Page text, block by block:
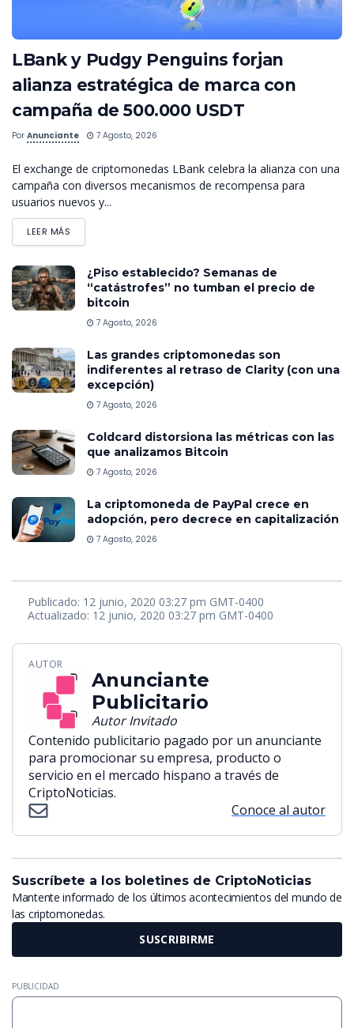
LBank y Pudgy Penguins forjan
alianza estratégica de marca con
campaña de 500.000 USDT
Por Anunciante 7 Agosto, 2026
El exchange de criptomonedas LBank celebra la alianza con una
campaña con diversos mecanismos de recompensa para
usuarios nuevos y...
LEER MÁS
¿Piso establecido? Semanas de
“catástrofes” no tumban el precio de
bitcoin
7 Agosto, 2026
Las grandes criptomonedas son
indiferentes al retraso de Clarity (con una
excepción)
7 Agosto, 2026
Coldcard distorsiona las métricas con las
que analizamos Bitcoin
7 Agosto, 2026
La criptomoneda de PayPal crece en
adopción, pero decrece en capitalización
7 Agosto, 2026
Publicado: 12 junio, 2020 03:27 pm GMT-0400
Actualizado: 12 junio, 2020 03:27 pm GMT-0400
AUTOR
Anunciante
Publicitario
Autor Invitado
Contenido publicitario pagado por un anunciante
para promocionar su empresa, producto o
servicio en el mercado hispano a través de
CriptoNoticias.
Conoce al autor
Suscríbete a los boletines de CriptoNoticias
Mantente informado de los últimos acontecimientos del mundo de
las criptomonedas.
SUSCRIBIRME
PUBLICIDAD